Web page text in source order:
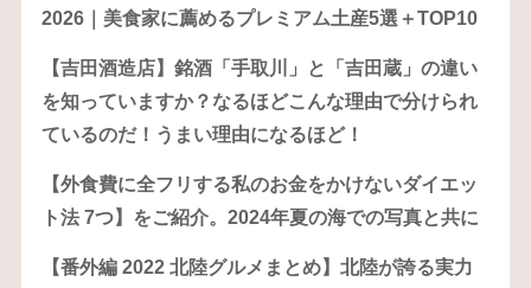
2026｜美食家に薦めるプレミアム土産5選＋TOP10
【吉田酒造店】銘酒「手取川」と「吉田蔵」の違い
を知っていますか？なるほどこんな理由で分けられ
ているのだ！うまい理由になるほど！
【外食費に全フリする私のお金をかけないダイエッ
ト法 7つ】をご紹介。2024年夏の海での写真と共に
【番外編 2022 北陸グルメまとめ】北陸が誇る実力